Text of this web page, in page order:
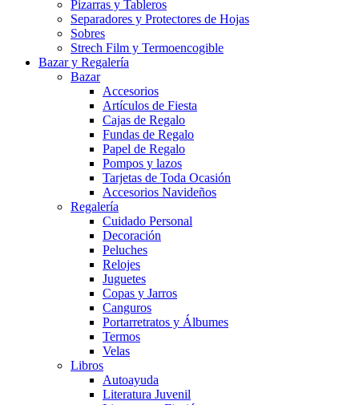
Pizarras y Tableros
Separadores y Protectores de Hojas
Sobres
Strech Film y Termoencogible
Bazar y Regalería
Bazar
Accesorios
Artículos de Fiesta
Cajas de Regalo
Fundas de Regalo
Papel de Regalo
Pompos y lazos
Tarjetas de Toda Ocasión
Accesorios Navideños
Regalería
Cuidado Personal
Decoración
Peluches
Relojes
Juguetes
Copas y Jarros
Canguros
Portarretratos y Álbumes
Termos
Velas
Libros
Autoayuda
Literatura Juvenil